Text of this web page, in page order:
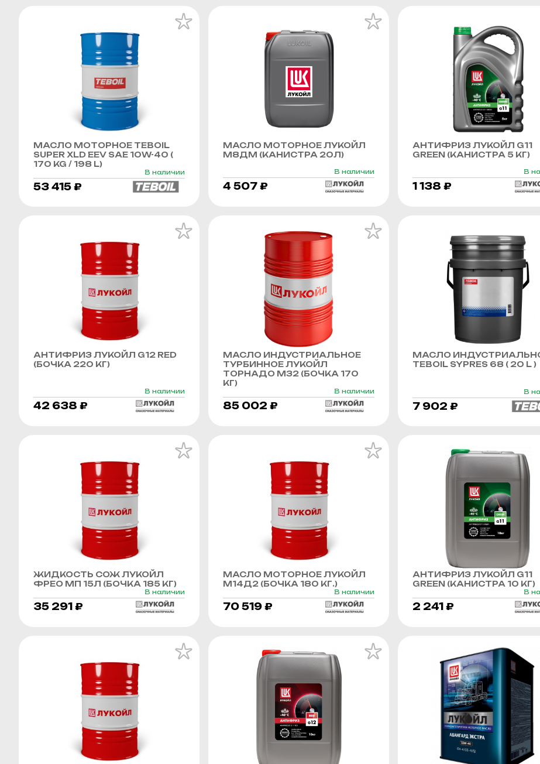
МАСЛО МОТОРНОЕ TEBOIL
SUPER XLD EEV SAE 10W-40 (
170 KG / 198 L)
В наличии
53 415 ₽
МАСЛО МОТОРНОЕ ЛУКОЙЛ
М8ДМ (КАНИСТРА 20Л)
В наличии
4 507 ₽
АНТИФРИЗ ЛУКОЙЛ G11
GREEN (КАНИСТРА 5 КГ)
В
1 138 ₽
АНТИФРИЗ ЛУКОЙЛ G12 RED
(БОЧКА 220 КГ)
В наличии
42 638 ₽
МАСЛО ИНДУСТРИАЛЬНОЕ
ТУРБИННОЕ ЛУКОЙЛ
ТОРНАДО М32 (БОЧКА 170
КГ)
В наличии
85 002 ₽
МАСЛО
TEBOIL SYPRES 68 ( 20 L )
В
7 902 ₽
ЖИДКОСТЬ СОЖ ЛУКОЙЛ
ФРЕО МП 15Л (БОЧКА 185 КГ)
В наличии
35 291 ₽
МАСЛО МОТОРНОЕ ЛУКОЙЛ
М14Д2 (БОЧКА 180 КГ.)
В наличии
70 519 ₽
АНТИФРИЗ ЛУКОЙЛ G11
GREEN (КАНИСТРА 10 КГ)
В
2 241 ₽